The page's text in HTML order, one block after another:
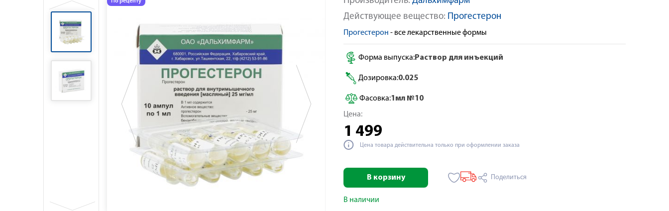
Действующее вещество: Прогестерон
Прогестерон - все лекарственные формы
Форма выпуска:Раствор для инъекций
Дозировка:0.025
Фасовка:1мл №10
Цена:
1 499
Цена товара действительна только при оформлении заказа
В корзину Поделиться
В наличии